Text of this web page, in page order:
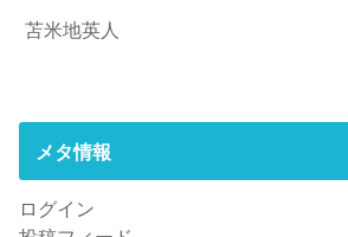
苫米地英人
メタ情報
ログイン